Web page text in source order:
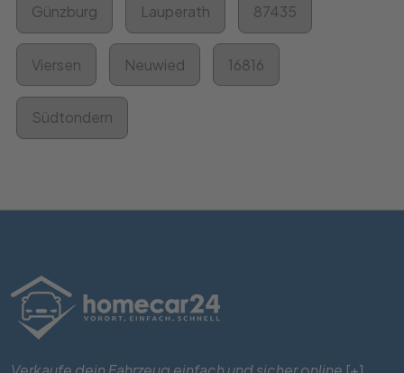
Günzburg Lauperath 87435
Viersen Neuwied 16816
Südtondern